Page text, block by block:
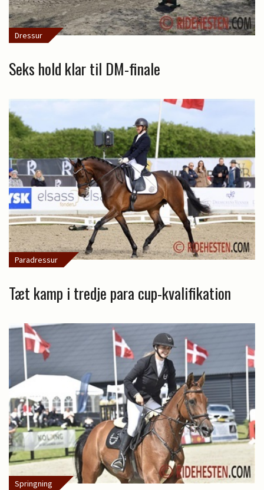
Dressur
Seks hold klar til DM-finale
Paradressur
Tæt kamp i tredje para cup-kvalifikation
Springning